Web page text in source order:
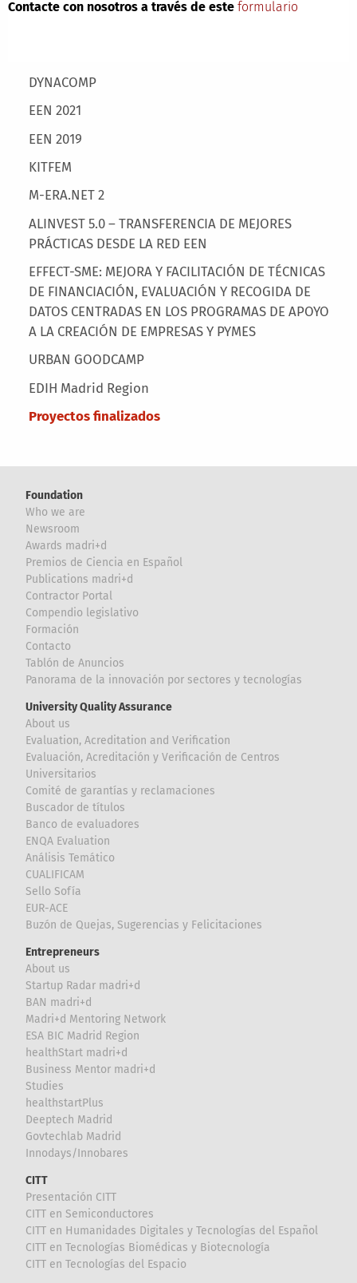
Main menu
DYNACOMP
EEN 2021
EEN 2019
KITFEM
M-ERA.NET 2
ALINVEST 5.0 – TRANSFERENCIA DE MEJORES
PRÁCTICAS DESDE LA RED EEN
EFFECT-SME: MEJORA Y FACILITACIÓN DE TÉCNICAS
DE FINANCIACIÓN, EVALUACIÓN Y RECOGIDA DE
DATOS CENTRADAS EN LOS PROGRAMAS DE APOYO
A LA CREACIÓN DE EMPRESAS Y PYMES
URBAN GOODCAMP
EDIH Madrid Region
Proyectos finalizados
Contacte con nosotros a través de este formulario
Foundation
Who we are
Newsroom
Awards madri+d
Premios de Ciencia en Español
Publications madri+d
Contractor Portal
Compendio legislativo
Formación
Contacto
Tablón de Anuncios
Panorama de la innovación por sectores y tecnologías
University Quality Assurance
About us
Evaluation, Acreditation and Verification
Evaluación, Acreditación y Verificación de Centros
Universitarios
Comité de garantías y reclamaciones
Buscador de títulos
Banco de evaluadores
ENQA Evaluation
Análisis Temático
CUALIFICAM
Sello Sofía
EUR-ACE
Buzón de Quejas, Sugerencias y Felicitaciones
Entrepreneurs
About us
Startup Radar madri+d
BAN madri+d
Madri+d Mentoring Network
ESA BIC Madrid Region
healthStart madri+d
Business Mentor madri+d
Studies
healthstartPlus
Deeptech Madrid
Govtechlab Madrid
Innodays/Innobares
CITT
Presentación CITT
CITT en Semiconductores
CITT en Humanidades Digitales y Tecnologías del Español
CITT en Tecnologías Biomédicas y Biotecnología
CITT en Tecnologías del Espacio